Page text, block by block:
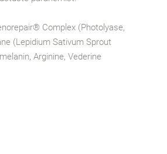
Complex (Photolyase,
(Lepidium Sativum Sprout
Arginine, Vederine